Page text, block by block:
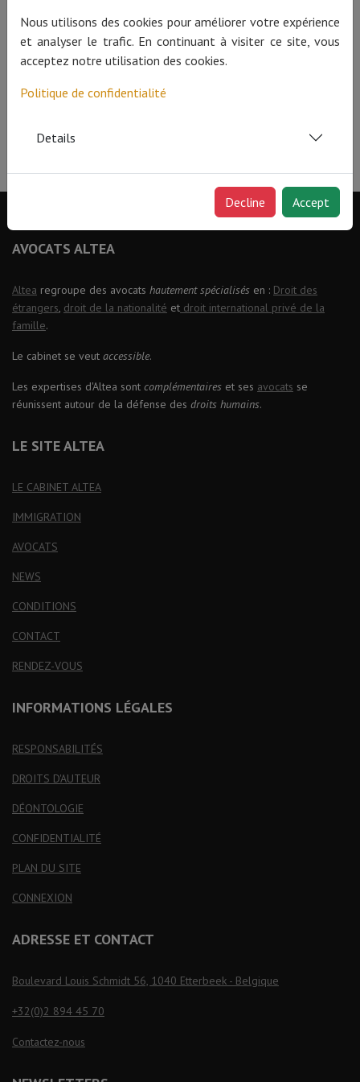
etdroit international privé de la famille
agréée par l’Ordre des avocats du barreau de Bruxelles.
AVOCATS ALTEA
Altea regroupe des avocats hautement spécialisés en : Droit des
étrangers, droit de la nationalité et droit international privé de la
famille.
Le cabinet se veut accessible.
Les expertises d'Altea sont complémentaires et ses avocats se
réunissent autour de la défense des droits humains.
LE SITE ALTEA
LE CABINET ALTEA
IMMIGRATION
AVOCATS
NEWS
CONDITIONS
CONTACT
RENDEZ-VOUS
INFORMATIONS LÉGALES
RESPONSABILITÉS
DROITS D'AUTEUR
DÉONTOLOGIE
CONFIDENTIALITÉ
PLAN DU SITE
CONNEXION
ADRESSE ET CONTACT
Boulevard Louis Schmidt 56, 1040 Etterbeek - Belgique
+32(0)2 894 45 70
Contactez-nous
Nous utilisons des cookies pour améliorer votre expérience
et analyser le trafic. En continuant à visiter ce site, vous
acceptez notre utilisation des cookies.
Politique de confidentialité
Details
Decline Accept